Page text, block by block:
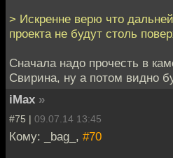
> Искренне верю что
проекта не будут столь
Сначала надо прочесть в
Свирина, ну а потом видно
iMax »
#75 | 09.07.14 13:45
Кому: _bag_, #70